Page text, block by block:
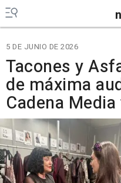
5 DE JUNIO DE 2026
Tacones y
de máxima
Cadena